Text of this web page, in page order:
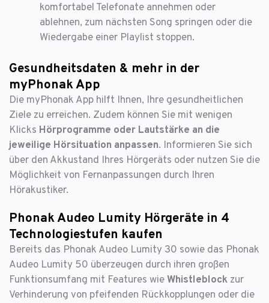
komfortabel Telefonate annehmen oder
ablehnen, zum nächsten Song springen oder die
Wiedergabe einer Playlist stoppen.
Gesundheitsdaten & mehr in der
myPhonak App
Die myPhonak App hilft Ihnen, Ihre gesundheitlichen
Ziele zu erreichen. Zudem können Sie mit wenigen
Klicks Hörprogramme oder Lautstärke an die
jeweilige Hörsituation anpassen. Informieren Sie sich
über den Akkustand Ihres Hörgeräts oder nutzen Sie die
Möglichkeit von Fernanpassungen durch Ihren
Hörakustiker.
Phonak Audeo Lumity Hörgeräte in 4
Technologiestufen kaufen
Bereits das Phonak Audeo Lumity 30 sowie das Phonak
Audeo Lumity 50 überzeugen durch ihren großen
Funktionsumfang mit Features wieWhistleblock zur
Verhinderung von pfeifenden Rückkopplungen oder die